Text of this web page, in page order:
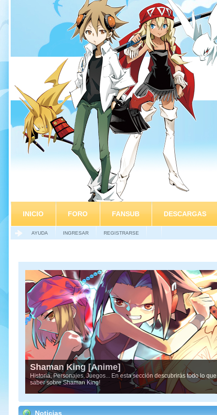
INICIO FORO FANSUB DESCARGAS
AYUDA INGRESAR REGISTRARSE
Shaman King [Anime]
Historia, Personajes, Juegos... En esta sección descubrirás todo lo
saber sobre Shaman King!
Noticias